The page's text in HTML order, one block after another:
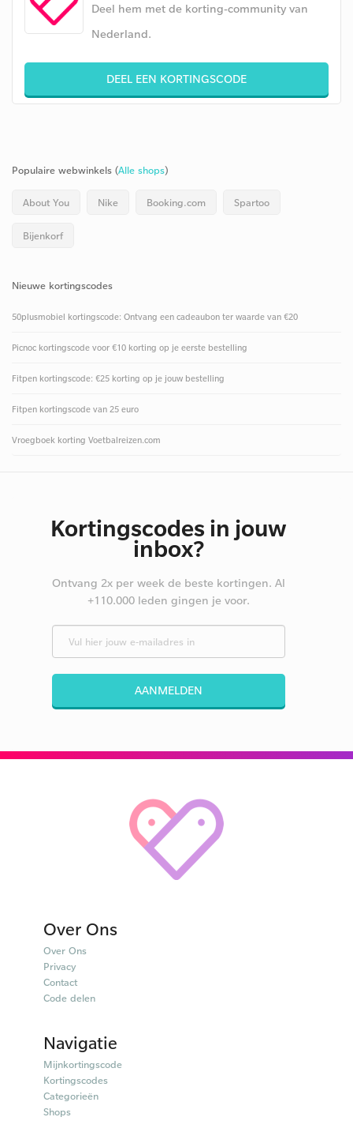
Deel hem met de korting-community van
Nederland.
DEEL EEN KORTINGSCODE
Populaire webwinkels (Alle shops)
About You Nike Booking.com Spartoo
Bijenkorf
Nieuwe kortingscodes
50plusmobiel kortingscode: Ontvang een cadeaubon ter waarde van €20
Picnoc kortingscode voor €10 korting op je eerste bestelling
Fitpen kortingscode: €25 korting op je jouw bestelling
Fitpen kortingscode van 25 euro
Vroegboek korting Voetbalreizen.com
Kortingscodes in jouw
inbox?
Ontvang 2x per week de beste kortingen. Al
+110.000 leden gingen je voor.
AANMELDEN
Over Ons
Over Ons
Privacy
Contact
Code delen
Navigatie
Mijnkortingscode
Kortingscodes
Categorieën
Shops